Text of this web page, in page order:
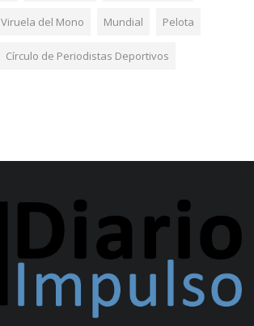
Viruela del Mono Mundial Pelota
Círculo de Periodistas Deportivos